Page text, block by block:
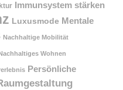
Immunsystem stärken
Luxusmode Mentale
Nachhaltige Mobilität
Nachhaltiges Wohnen
Persönliche